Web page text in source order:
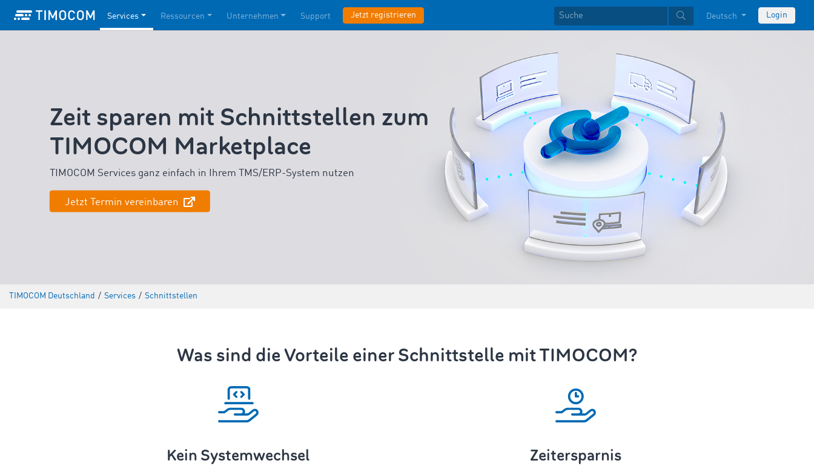
Services Ressourcen Unternehmen Support Jetzt registrieren Deutsch Login
Zeit sparen mit Schnittstellen zum
TIMOCOM Marketplace
TIMOCOM Services ganz einfach in Ihrem TMS/ERP-System nutzen
Jetzt Termin vereinbaren
TIMOCOM Deutschland / Services / Schnittstellen
Was sind die Vorteile einer Schnittstelle mit TIMOCOM?
Kein Systemwechsel Zeitersparnis